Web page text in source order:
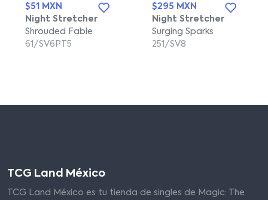
$51 MXN
Night Stretcher
Shrouded Fable
61/SV6PT5
$295 MXN
Night Stretcher
Surging Sparks
251/SV8
TCG Land México
TCG Land México es tu tienda de singles de Magic: The